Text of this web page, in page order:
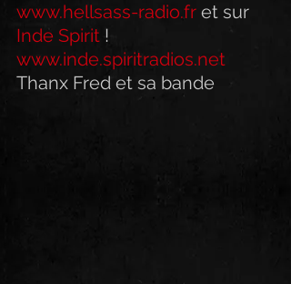
www.hellsass-radio.fr et sur
Inde Spirit !
www.inde.spiritradios.net
Thanx Fred et sa bande